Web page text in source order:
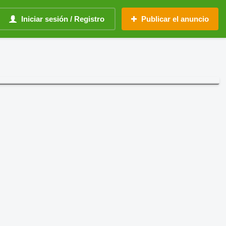
Iniciar sesión / Registro Publicar el anuncio